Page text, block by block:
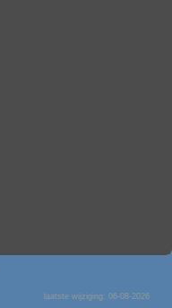
laatste wijziging: 06-08-2026